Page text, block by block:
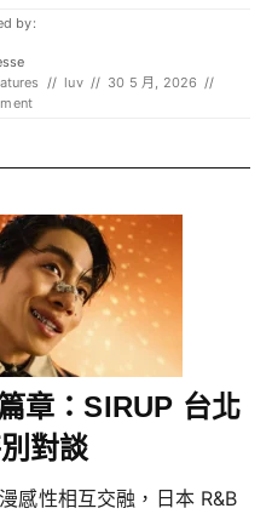
by:
// luv // 30 5 月, 2026 //
章：SIRUP 台北
對談
感性相互交融，日本 R&B